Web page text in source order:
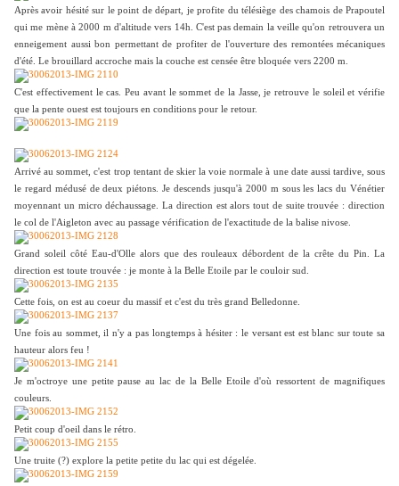
Après avoir hésité sur le point de départ, je profite du télésiège des chamois de Prapoutel
qui me mène à 2000 m d'altitude vers 14h. C'est pas demain la veille qu'on retrouvera un
enneigement aussi bon permettant de profiter de l'ouverture des remontées mécaniques
d'été. Le brouillard accroche mais la couche est censée être bloquée vers 2200 m.
C'est effectivement le cas. Peu avant le sommet de la Jasse, je retrouve le soleil et vérifie
que la pente ouest est toujours en conditions pour le retour.
Arrivé au sommet, c'est trop tentant de skier la voie normale à une date aussi tardive, sous
le regard médusé de deux piétons. Je descends jusqu'à 2000 m sous les lacs du Vénétier
moyennant un micro déchaussage. La direction est alors tout de suite trouvée : direction
le col de l'Aigleton avec au passage vérification de l'exactitude de la balise nivose.
Grand soleil côté Eau-d'Olle alors que des rouleaux débordent de la crête du Pin. La
direction est toute trouvée : je monte à la Belle Etoile par le couloir sud.
Cette fois, on est au coeur du massif et c'est du très grand Belledonne.
Une fois au sommet, il n'y a pas longtemps à hésiter : le versant est est blanc sur toute sa
hauteur alors feu !
Je m'octroye une petite pause au lac de la Belle Etoile d'où ressortent de magnifiques
couleurs.
Petit coup d'oeil dans le rétro.
Une truite (?) explore la petite petite du lac qui est dégelée.